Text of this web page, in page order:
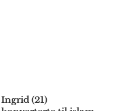
Ingrid (21)